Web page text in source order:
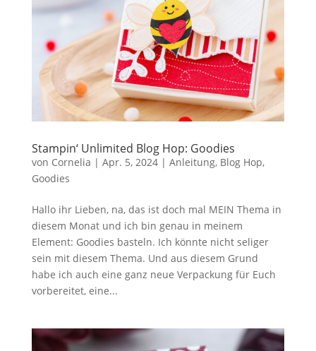
Stampin‘ Unlimited Blog Hop: Goodies
von Cornelia | Apr. 5, 2024| Anleitung, Blog Hop,
Goodies
Hallo ihr Lieben, na, das ist doch mal MEIN Thema in
diesem Monat und ich bin genau in meinem
Element: Goodies basteln. Ich könnte nicht seliger
sein mit diesem Thema. Und aus diesem Grund
habe ich auch eine ganz neue Verpackung für Euch
vorbereitet, eine...